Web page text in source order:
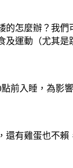
怎麼辦？我們
及運動（尤其
前入睡，為影
有雞蛋也不